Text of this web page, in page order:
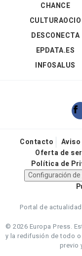
CHANCE
CULTURAOCIO
DESCONECTA
EPDATA.ES
INFOSALUS
Contacto
Oferta de
Política de
Configuración de
Portal de
© 2026 Europa Press.
y la redifusión de todo
previo